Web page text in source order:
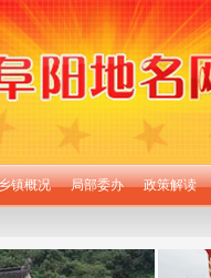
镇概况 局部委办 政策解读